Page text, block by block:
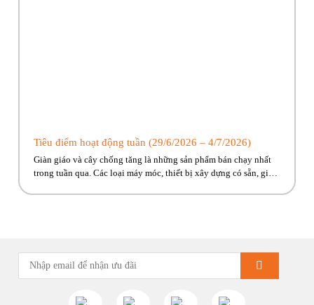
Tiêu điểm hoạt động tuần (29/6/2026 – 4/7/2026)
Giàn giáo và cây chống tăng là những sản phẩm bán chạy nhất
trong tuần qua. Các loại máy móc, thiết bị xây dựng có sẵn, giao